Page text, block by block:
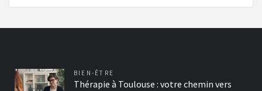
BIEN-ÊTRE
Thérapie à Toulouse : votre chemin vers